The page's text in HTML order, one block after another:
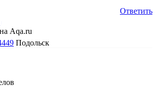
Ответить
Aqa.ru
Подольск